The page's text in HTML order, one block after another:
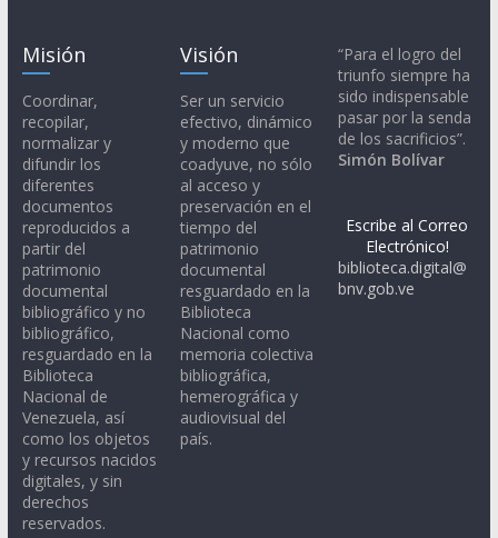
Misión
Coordinar,
recopilar,
normalizar y
difundir los
diferentes
documentos
reproducidos a
partir del
patrimonio
documental
bibliográfico y no
bibliográfico,
resguardado en la
Biblioteca
Nacional de
Venezuela, así
como los objetos
y recursos nacidos
digitales, y sin
derechos
reservados.
Visión
Ser un servicio
efectivo, dinámico
y moderno que
coadyuve, no sólo
al acceso y
preservación en el
tiempo del
patrimonio
documental
resguardado en la
Biblioteca
Nacional como
memoria colectiva
bibliográfica,
hemerográfica y
audiovisual del
país.
“Para el logro del
triunfo siempre ha
sido indispensable
pasar por la senda
de los sacrificios”.
Simón Bolívar
Escribe al Correo
Electrónico!
biblioteca.digital@
bnv.gob.ve